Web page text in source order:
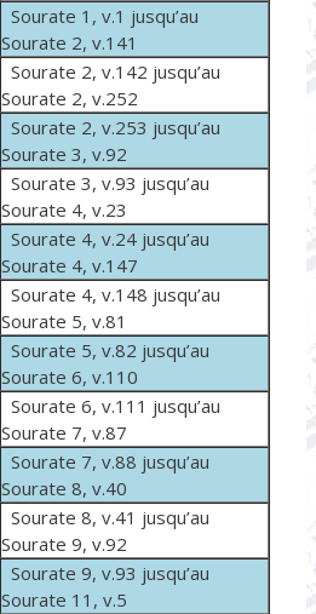
Sourate 1, v.1 jusqu’au
Sourate 2, v.141
Sourate 2, v.142 jusqu’au
Sourate 2, v.252
Sourate 2, v.253 jusqu’au
Sourate 3, v.92
Sourate 3, v.93 jusqu’au
Sourate 4, v.23
Sourate 4, v.24 jusqu’au
Sourate 4, v.147
Sourate 4, v.148 jusqu’au
Sourate 5, v.81
Sourate 5, v.82 jusqu’au
Sourate 6, v.110
Sourate 6, v.111 jusqu’au
Sourate 7, v.87
Sourate 7, v.88 jusqu’au
Sourate 8, v.40
Sourate 8, v.41 jusqu’au
Sourate 9, v.92
Sourate 9, v.93 jusqu’au
Sourate 11, v.5